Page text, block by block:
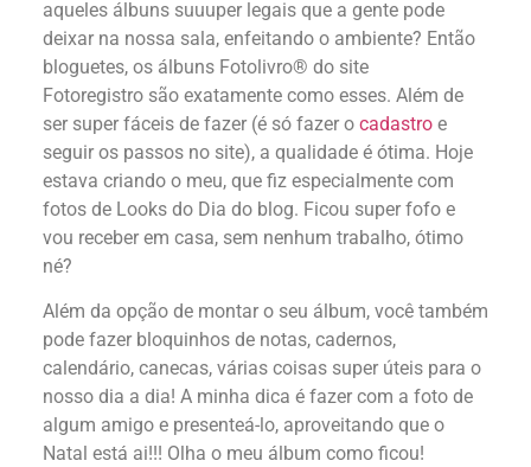
aqueles álbuns suuuper legais que a gente pode
deixar na nossa sala, enfeitando o ambiente? Então
bloguetes, os álbuns Fotolivro® do site
Fotoregistro são exatamente como esses. Além de
ser super fáceis de fazer (é só fazer o cadastro e
seguir os passos no site), a qualidade é ótima. Hoje
estava criando o meu, que fiz especialmente com
fotos de Looks do Dia do blog. Ficou super fofo e
vou receber em casa, sem nenhum trabalho, ótimo
né?
Além da opção de montar o seu álbum, você também
pode fazer bloquinhos de notas, cadernos,
calendário, canecas, várias coisas super úteis para o
nosso dia a dia! A minha dica é fazer com a foto de
algum amigo e presenteá-lo, aproveitando que o
Natal está ai!!! Olha o meu álbum como ficou!